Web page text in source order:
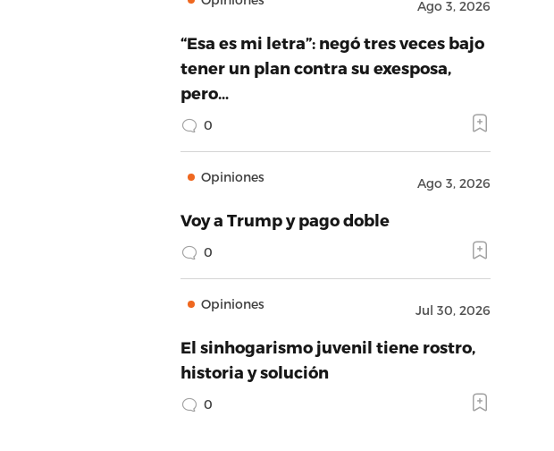
Ago 3, 2026
“Esa es mi letra”: negó tres veces bajo
tener un plan contra su exesposa,
pero…
0
Opiniones Ago 3, 2026
Voy a Trump y pago doble
0
Opiniones Jul 30, 2026
El sinhogarismo juvenil tiene rostro,
historia y solución
0